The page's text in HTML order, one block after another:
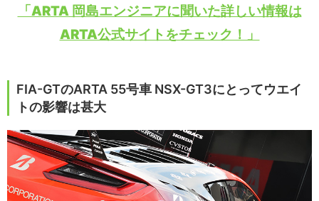
「ARTA 岡島エンジニアに聞いた詳しい情報は
ARTA公式サイトをチェック！」
FIA-GTのARTA 55号車 NSX-GT3にとってウエイ
トの影響は甚大